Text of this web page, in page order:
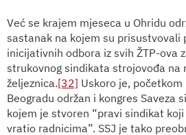
Već se krajem mjeseca u Ohridu
sastanak na kojem su prisustvovali
inicijativnih odbora iz svih ŽTP-ova
strukovnog sindikata strojovođa na
željeznica.[32] Uskoro je,
Beogradu održan i kongres Saveza
kojem je stvoren “pravi sindikat
vratio radnicima”. SSJ je tako